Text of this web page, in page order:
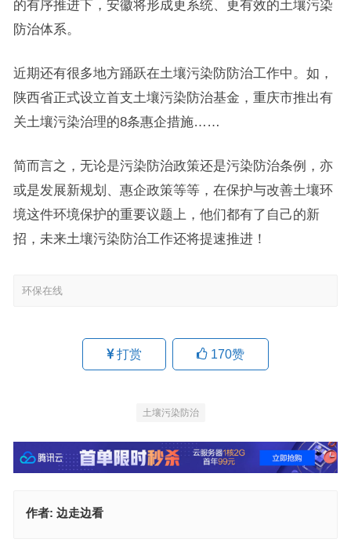
的有序推进下，安徽将形成更系统、更有效的土壤污染
防治体系。
近期还有很多地方踊跃在土壤污染防防治工作中。如，
陕西省正式设立首支土壤污染防治基金，重庆市推出有
关土壤污染治理的8条惠企措施……
简而言之，无论是污染防治政策还是污染防治条例，亦
或是发展新规划、惠企政策等等，在保护与改善土壤环
境这件环境保护的重要议题上，他们都有了自己的新
招，未来土壤污染防治工作还将提速推进！
环保在线
打赏 170赞
土壤污染防治
作者: 边走边看